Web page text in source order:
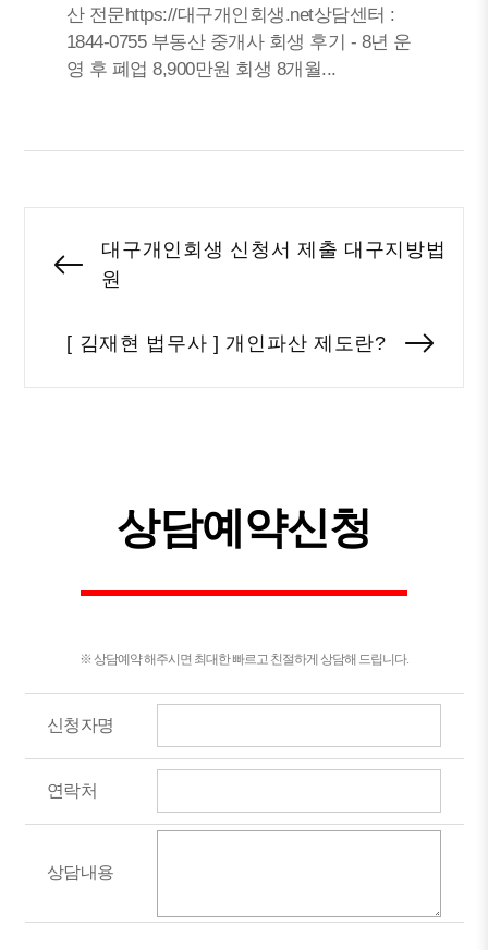
산 전문https://대구개인회생.net상담센터 :
1844-0755 부동산 중개사 회생 후기 - 8년 운
영 후 폐업 8,900만원 회생 8개월...
내
Previous
대구개인회생 신청서 제출 대구지방법
원
[ 김재현 법무사 ] 개인파산 제도란?
상담예약신청
※ 상담예약 해주시면 최대한 빠르고 친절하게 상담해 드립니다.
신청자명
연락처
상담내용